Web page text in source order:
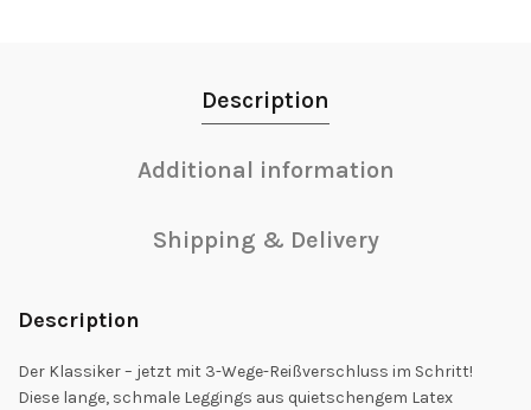
Description
Additional information
Shipping & Delivery
Description
Der Klassiker – jetzt mit 3-Wege-Reißverschluss im Schritt!
Diese lange, schmale Leggings aus quietschengem Latex